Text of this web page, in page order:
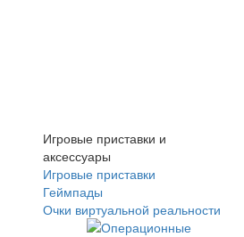
Игровые приставки и
аксессуары
Игровые приставки
Геймпады
Очки виртуальной реальности